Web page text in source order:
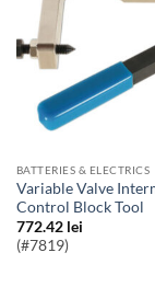
BATTERIES & ELECTRICS
Variable Valve Intermediate
Control Block Tool
772.42 lei
(#7819)